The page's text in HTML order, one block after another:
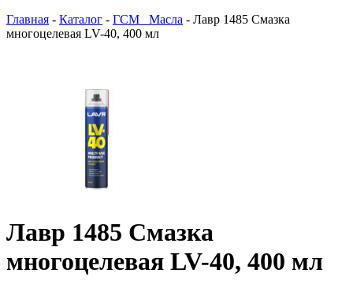
Главная - Каталог - ГСМ _Масла - Лавр 1485 Смазка
многоцелевая LV-40, 400 мл
Лавр 1485 Смазка
многоцелевая LV-40, 400 мл